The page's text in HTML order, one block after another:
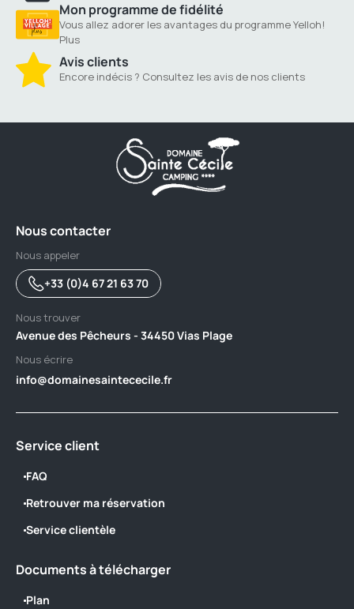
Mon programme de fidélité
Vous allez adorer les avantages du programme Yelloh!
Plus
Avis clients
Encore indécis ? Consultez les avis de nos clients
Nous contacter
Nous appeler
+33 (0)4 67 21 63 70
Nous trouver
Avenue des Pêcheurs - 34450 Vias Plage
Nous écrire
info@domainesaintececile.fr
Service client
FAQ
Retrouver ma réservation
Service clientèle
Documents à télécharger
Plan